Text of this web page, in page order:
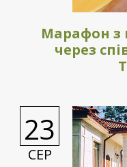
Марафон з
через
СЕР
23